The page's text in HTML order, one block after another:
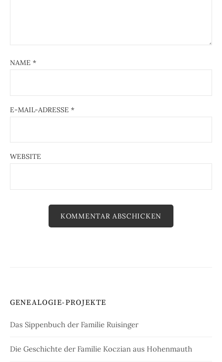
NAME *
E-MAIL-ADRESSE *
WEBSITE
GENEALOGIE-PROJEKTE
Das Sippenbuch der Familie Ruisinger
Die Geschichte der Familie Koczian aus Hohenmauth